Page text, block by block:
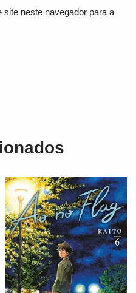
neste navegador para a